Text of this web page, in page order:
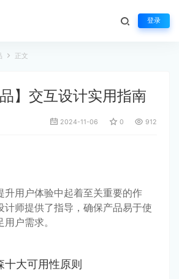
登录
正文
】交互设计实用指南
2024-11-06 0 912
升用户体验中起着至关重要的作
计师提供了指导，确保产品易于使
户需求。
十大可用性原则